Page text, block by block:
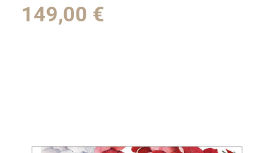
149,00 €